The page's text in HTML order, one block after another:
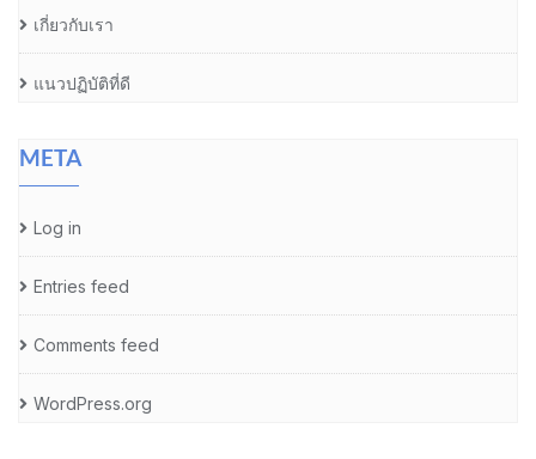
เกี่ยวกับเรา
แนวปฏิบัติที่ดี
META
Log in
Entries feed
Comments feed
WordPress.org